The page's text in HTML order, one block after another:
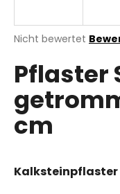
Die
Produktbewertung
ist
von
5
Sternen.
Nicht bewertet
Pflaster
cm
Kalksteinpflaster
W
i
m